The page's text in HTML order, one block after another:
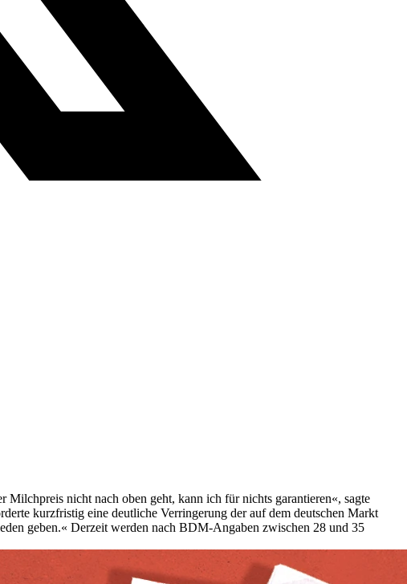
Milchpreis nicht nach oben geht, kann ich für nichts garantieren«, sagte
kurzfristig eine deutliche Verringerung der auf dem deutschen Markt
geben.« Derzeit werden nach BDM-Angaben zwischen 28 und 35